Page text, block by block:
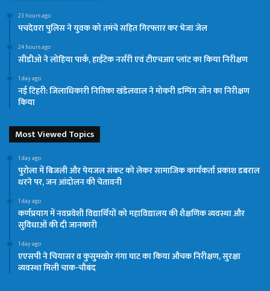
23 hours ago
पचदेवरा पुलिस ने युवक को तमंचे सहित गिरफ्तार कर भेजा जेल
24 hours ago
सीडीओ ने लोहिया पार्क, हाईटेक नर्सरी एवं टीएचआर प्लांट का किया निरीक्षण
1 day ago
नई टिहरी: जिलाधिकारी नितिका खंडेलवाल ने मोकरी डम्पिंग जोन का निरीक्षण
किया
Most Viewed Topics
1 day ago
पुरोला में बिजली और पेयजल संकट को लेकर सामाजिक कार्यकर्ता प्रकाश डबराल
धरने पर, जन आंदोलन की चेतावनी
1 day ago
कर्णप्रयाग में नवप्रवेशी विद्यार्थियों को महाविद्यालय की शैक्षणिक व्यवस्था और
सुविधाओं की दी जानकारी
1 day ago
एएसपी ने चियासर व कुसुमखोर गंगा घाट का किया औचक निरीक्षण, सुरक्षा
व्यवस्था मिली चाक-चौबंद